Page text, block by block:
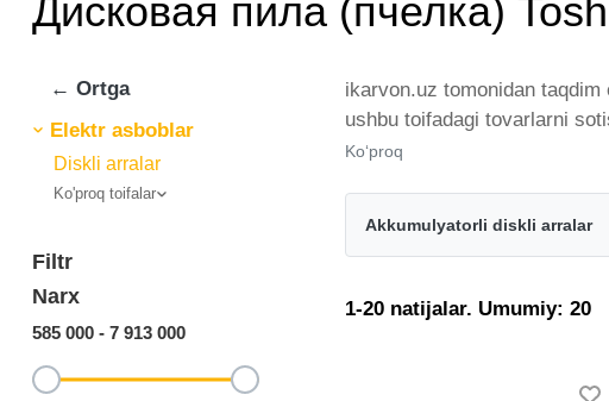
Дисковая пила (пчелка)
← Ortga
Elektr asboblar
Diskli arralar
Ko'proq toifalar
Filtr
Narx
585 000 - 7 913 000
ikarvon.uz tomonidan
ushbu toifadagi tovarlarni
chiqaruvchilar va brendlar
uchun optimal narx mavjud.
Ko‘proq
Akkumulyatorli diskli arralar
1-20 natijalar. Umumiy: 20